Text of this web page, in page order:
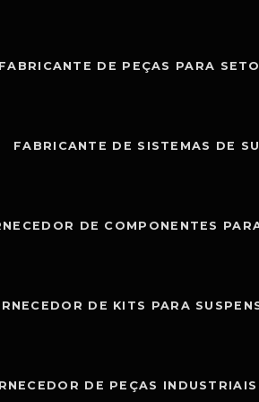
DE PEÇAS PARA
FABRICANTE DE SISTEMAS DE
DE COMPONENTES
DE KITS PARA
DE PEÇAS